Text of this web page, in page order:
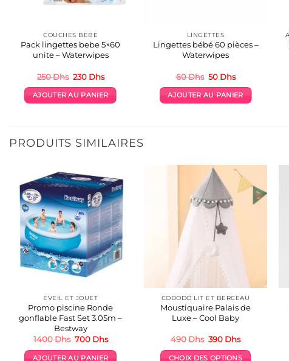
COUCHES BÉBÉ
Pack lingettes bebe 5×60
unite – Waterwipes
250Dhs Le
initial
était :
230 DhsLe
actuel
est :
AJOUTER AU PANIER
LINGETTES
Lingettes bébé 60 pièces –
Waterwipes
60Dhs Le
initial
était :
50 DhsLe
actuel
est :
AJOUTER AU PANIER
PRODUITS SIMILAIRES
ÉVEIL ET JOUET
Promo piscine Ronde
gonflable Fast Set 3.05m –
Bestway
1400Dhs Le
initial
700 DhsLe
actuel
AJOUTER AU PANIER
CODODO LIT ET BERCEAU
Moustiquaire Palais de
Luxe – Cool Baby
490Dhs Le
initial
390 DhsLe
actuel
CHOIX DES OPTIONS